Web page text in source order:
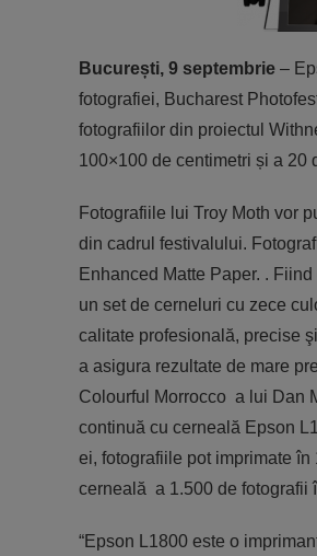
București, 9 septembrie–
fotografiei, Bucharest
fotografiilor din proiectul
100×100 de centimetri și a 20
Fotografiile lui Troy Moth vor
din cadrul festivalului.
Enhanced Matte Paper. .
un set de cerneluri cu zece
calitate profesională, precise
a asigura rezultate de mare
Colourful Morrocco a lui Dan
continuă cu cerneală Epson
ei, fotografiile pot imprimate
cerneală a 1.500 de fotografii
“Epson L1800 este o